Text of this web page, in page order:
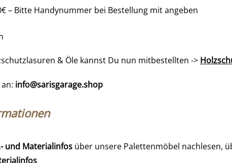
– Bitte Handynummer bei Bestellung mit angeben
& Öle kannst Du nun mitbestellten ->
info@sarisgarage.shop
und Materialinfos über unsere Palettenmöbel nachlesen,